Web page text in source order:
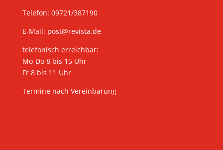
Telefon: 09721/387190
E-Mail: post@revista.de
telefonisch erreichbar:
Mo-Do 8 bis 15 Uhr
Fr 8 bis 11 Uhr
Termine nach Vereinbarung